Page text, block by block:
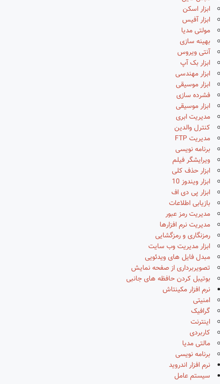
ابزار اسکن
ابزار آفیس
مولتی مدیا
بهینه سازی
آنتی ویروس
ابزار بک آپ
ابزار مهندسی
ابزار موسیقی
فشرده سازی
ابزار موسیقی
مدیریت ابری
کنترل والدین
مدیریت FTP
برنامه نویسی
ویرایشگر فیلم
ابزار حذف کلی
ابزار ویندوز 10
ابزار پی دی اف
بازیابی اطلاعات
مدیریت رمز عبور
مدیریت نرم افزارها
رمزنگاری و رمزگشایی
ابزار مدیریت وب سایت
مبدل فایل های ویدئویی
تصویربرداری از صفحه نمایش
بوتیبل کردن حافظه های جانبی
نرم افزار مکینتاش
امنیتی
گرافیک
اینترنت
کاربردی
مالتی مدیا
برنامه نویسی
نرم افزار اندروید
سیستم عامل